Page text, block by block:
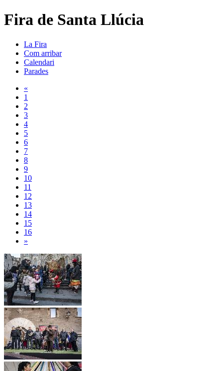
Fira de Santa Llúcia
La Fira
Com arribar
Calendari
Parades
«
1
2
3
4
5
6
7
8
9
10
11
12
13
14
15
16
»